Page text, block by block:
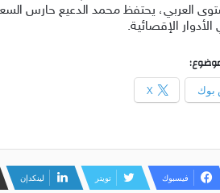
الإقصائية.
بوك X
فيسبوك تويتر لينكدإن